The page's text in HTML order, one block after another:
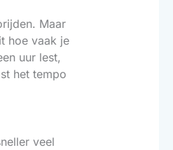
Maar
hoe vaak je
uur lest,
het tempo
veel